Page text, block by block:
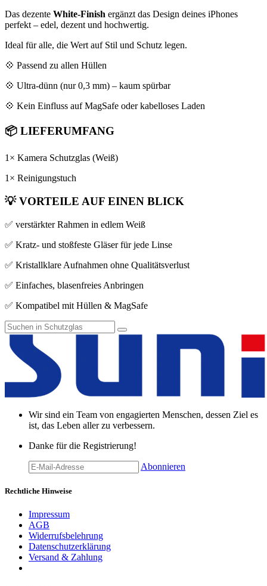
Das dezente White-Finish ergänzt das Design deines iPhones
perfekt – edel, dezent und hochwertig.
Ideal für alle, die Wert auf Stil und Schutz legen.
💠 Passend zu allen Hüllen
💠 Ultra-dünn (nur 0,3 mm) – kaum spürbar
💠 Kein Einfluss auf MagSafe oder kabelloses Laden
📦 LIEFERUMFANG
1× Kamera Schutzglas (Weiß)
1× Reinigungstuch
💡VORTEILE AUF EINEN BLICK
✅ verstärkter Rahmen in edlem Weiß
✅ Kratz- und stoßfeste Gläser für jede Linse
✅ Kristallklare Aufnahmen ohne Qualitätsverlust
✅ Einfaches, blasenfreies Anbringen
✅ Kompatibel mit Hüllen & MagSafe
Wir sind ein Team von engagierten Menschen, dessen Ziel es
ist, das Leben aller zu verbessern.
Danke für die Registrierung!
Abonnieren
Rechtliche Hinweise
Impressum
AGB
Widerrufsbelehrung
Datenschutzerklärung
Versand & Zahlung